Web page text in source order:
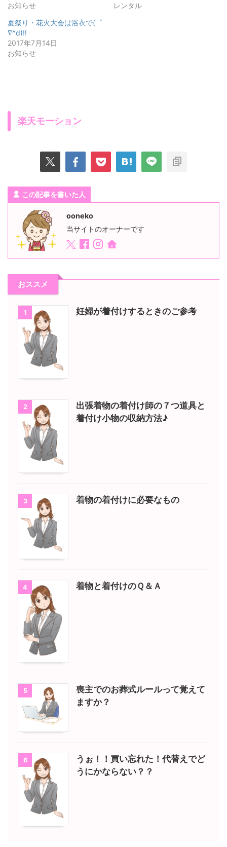
お知らせ
レンタル
夏祭り・花火大会は浴衣で(゜
∇^d)!!
2017年7月14日
お知らせ
楽天モーション
この記事を書いた人
ooneko
当サイトのオーナーです
おススメ
1 妊婦が着付けするときのご参考
2
出張着物の着付け師の７つ道具と
着付け小物の収納方法♪
3 着物の着付けに必要なもの
4 着物と着付けのＱ＆Ａ
5
喪主でのお葬式ルールって覚えて
ますか？
6
うぉ！！買い忘れた！代替えでど
うにかならない？？